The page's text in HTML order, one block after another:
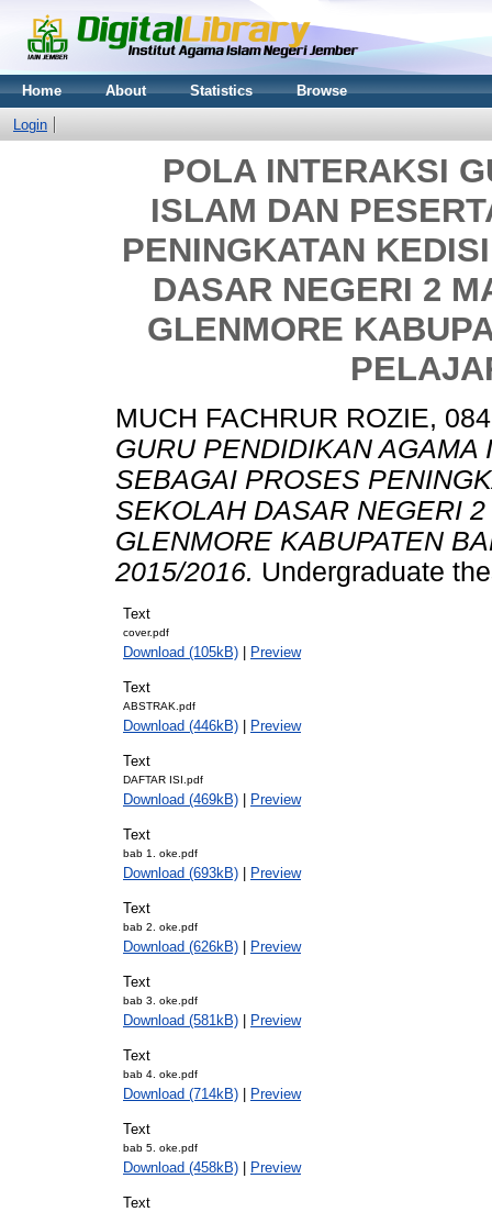
Home About Statistics Browse
Login
POLA INTERAKSI
ISLAM DAN
PENINGKATAN
DASAR NEGERI 2
GLENMORE
MUCH FACHRUR ROZIE,
GURU PENDIDIKAN
SEBAGAI PROSES
SEKOLAH DASAR NEGERI
GLENMORE KABUPATEN
2015/2016. Undergraduate
Text
cover.pdf
Download (105kB) | Preview
Text
ABSTRAK.pdf
Download (446kB) | Preview
Text
DAFTAR ISI.pdf
Download (469kB) | Preview
Text
bab 1. oke.pdf
Download (693kB) | Preview
Text
bab 2. oke.pdf
Download (626kB) | Preview
Text
bab 3. oke.pdf
Download (581kB) | Preview
Text
bab 4. oke.pdf
Download (714kB) | Preview
Text
bab 5. oke.pdf
Download (458kB) | Preview
Text